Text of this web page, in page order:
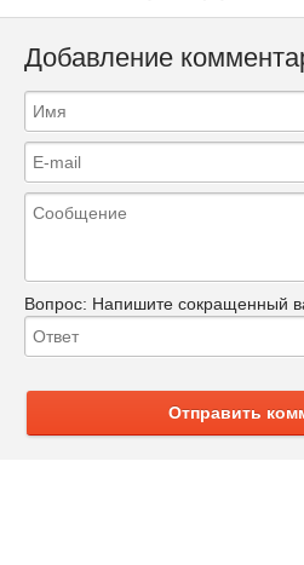
Добавление
Вопрос: Напишите сокращенный
Отправить